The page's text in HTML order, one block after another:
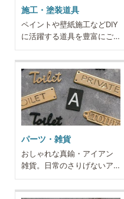
施工・塗装道具
ペイントや壁紙施工などDIY
に活躍する道具を豊富にご
用意
パーツ・雑貨
おしゃれな真鍮・アイアン
雑貨。日常のさりげないア
クセントに